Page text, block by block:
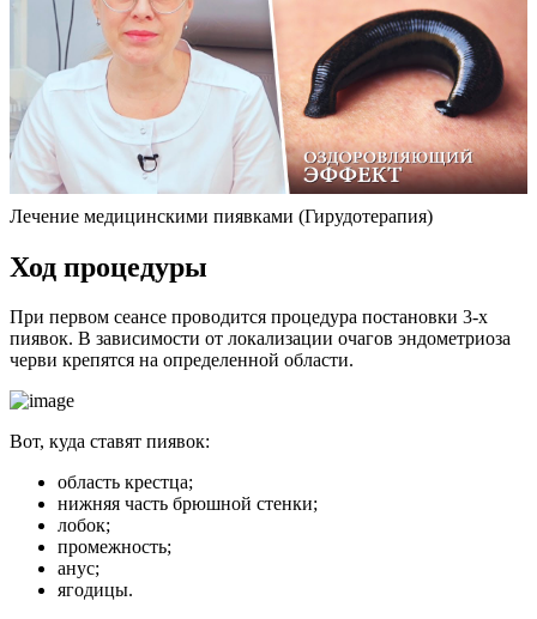
Лечение медицинскими пиявками (Гирудотерапия)
Ход процедуры
При первом сеансе проводится процедура постановки 3-х
пиявок. В зависимости от локализации очагов эндометриоза
черви крепятся на определенной области.
Вот, куда ставят пиявок:
область крестца;
нижняя часть брюшной стенки;
лобок;
промежность;
анус;
ягодицы.